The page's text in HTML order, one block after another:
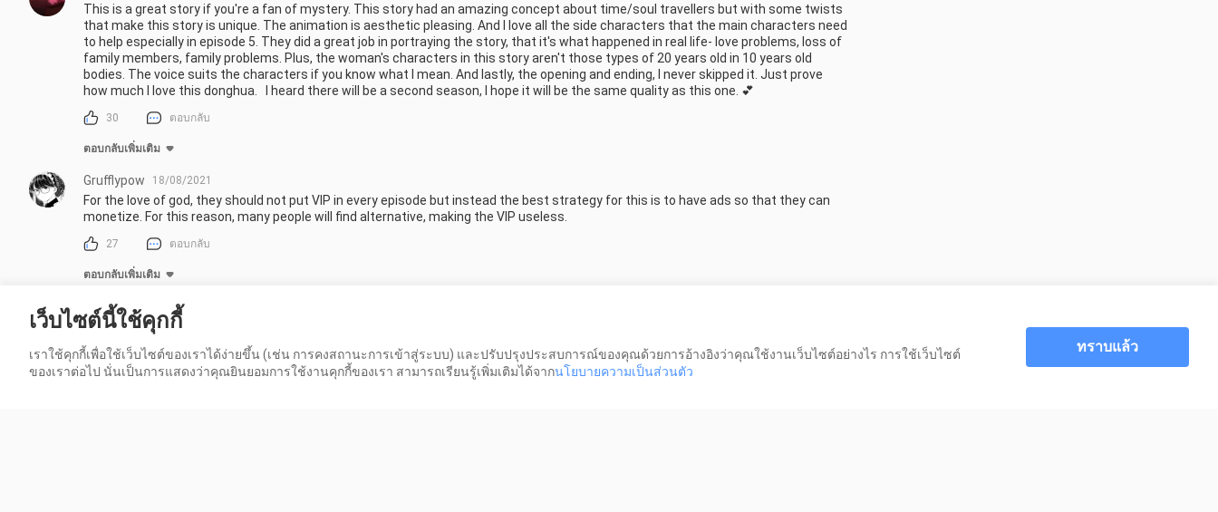
This is a great story if you're a fan of mystery. This story had an amazing concept about time/soul travellers but with some twists
that make this story is unique. The animation is aesthetic pleasing. And I love all the side characters that the main characters need
to help especially in episode 5. They did a great job in portraying the story, that it's what happened in real life- love problems, loss of
family members, family problems. Plus, the woman's characters in this story aren't those types of 20 years old in 10 years old
bodies. The voice suits the characters if you know what I mean. And lastly, the opening and ending, I never skipped it. Just prove
how much I love this donghua.   I heard there will be a second season, I hope it will be the same quality as this one. 💕
30 ตอบกลับ
ตอบกลับเพิ่มเติม
Grufflypow 18/08/2021
For the love of god, they should not put VIP in every episode but instead the best strategy for this is to have ads so that they can
monetize. For this reason, many people will find alternative, making the VIP useless.
27 ตอบกลับ
ตอบกลับเพิ่มเติม
Blislife 27/05/2021
มันคือวายค่าาาาาา
22 ตอบกลับ
เว็บไซต์นี้ใช้คุกกี้
เราใช้คุกกี้เพื่อใช้เว็บไซต์ของเราได้ง่ายขึ้น (เช่น การคงสถานะการเข้าสู่ระบบ) และปรับปรุงประสบการณ์ของคุณด้วยการอ้างอิงว่าคุณใช้งานเว็บไซต์อย่างไร การใช้เว็บไซต์
ของเราต่อไป นั่นเป็นการแสดงว่าคุณยินยอมการใช้งานคุกกี้ของเรา สามารถเรียนรู้เพิ่มเติมได้จากนโยบายความเป็นส่วนตัว
ทราบแล้ว